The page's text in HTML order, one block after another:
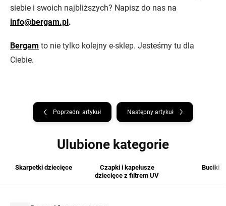
siebie i swoich najbliższych? Napisz do nas na
info@bergam.pl .
Bergam to nie tylko kolejny e-sklep. Jesteśmy tu dla
Ciebie.
Poprzedni artykuł Następny artykuł
Ulubione kategorie
Skarpetki dziecięce
Czapki i kapelusze
dziecięce z filtrem UV
Buciki